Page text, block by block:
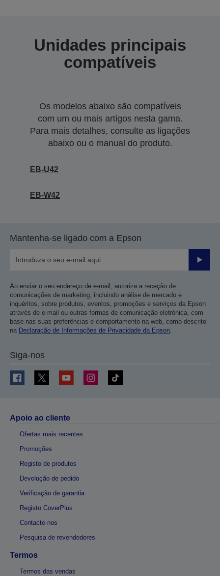
Unidades principais
compatíveis
Os modelos abaixo são compatíveis
com um ou mais artigos nesta gama.
Para mais detalhes, consulte as ligações
abaixo ou o manual do produto.
EB-U42
EB-W42
Mantenha-se ligado com a Epson
Enviar
Ao enviar o seu endereço de e-mail, autoriza a receção de
comunicações de marketing, incluindo análise de mercado e
inquéritos, sobre produtos, eventos, promoções e serviços da Epson
através de e-mail ou outras formas de comunicação eletrónica, com
base nas suas preferências e comportamento na web, como descrito
na Declaração de Informações de Privacidade da Epson.
Siga-nos
Apoio ao cliente
Ofertas mais recentes
Promoções
Registo de produtos
Devolução de pedido
Verificação de garantia
Registo CoverPlus
Contacte-nos
Pesquisa de revendedores
Termos
Termos das vendas